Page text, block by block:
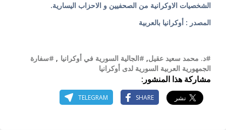
الشخصيات الاوكرانية من الصحفيين و الاحزاب اليسارية.
المصدر : أوكرانيا بالعربية
#د. محمد سعيد عقيل, #الجالية السورية في أوكرانيا , #سفارة
الجمهورية العربية السورية لدى أوكرانيا
مشاركة هذا المنشور:
SHARE
TELEGRAM